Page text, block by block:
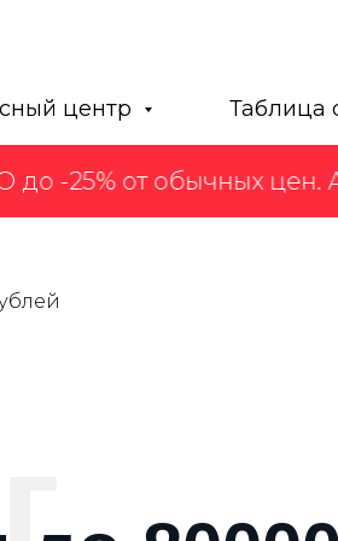
центр Таблица
-25% от обычных цен.